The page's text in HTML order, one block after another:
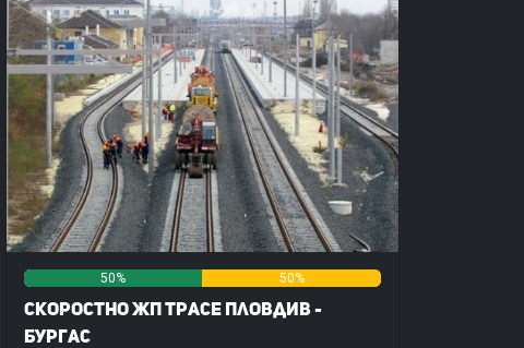
50% 50% 0%
Скоростно жп трасе Пловдив -
Бургас